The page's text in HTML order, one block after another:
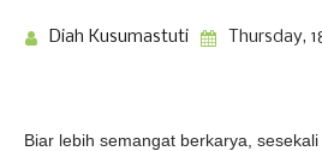
Diah Kusumastuti Thursday,
Biar lebih semangat berkarya,